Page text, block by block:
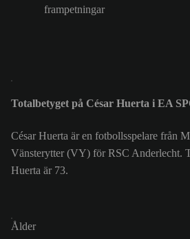
frampetningar
Totalbetyget på César Huerta i EA
César Huerta är en fotbollsspelare från
Vänsterytter (VY) för RSC Anderlecht.
Huerta är 73.
Ålder